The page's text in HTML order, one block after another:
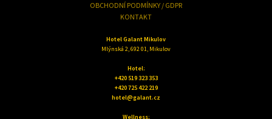
OBCHODNÍ PODMÍNKY / GDPR
KONTAKT
Hotel Galant Mikulov
Mlýnská 2, 692 01, Mikulov
Hotel:
+420 519 323 353
+420 725 422 219
hotel@galant.cz
Wellness: